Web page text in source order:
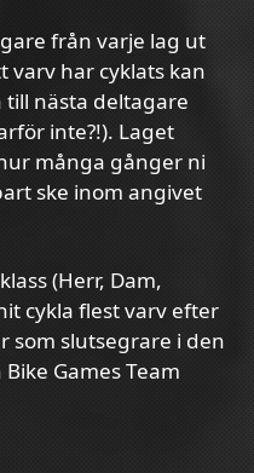
från varje lag ut
varv har cyklats kan
till nästa deltagare
inte?!). Laget
många gånger ni
ske inom angivet
(Herr, Dam,
cykla flest varv efter
som slutsegrare i den
Games Team